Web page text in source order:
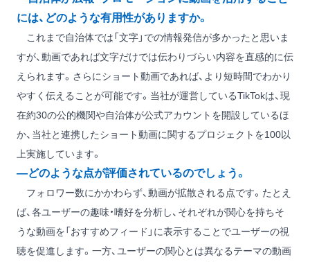
には、どのような有用性がありますか。
これまで自治体では「文字」での情報発信が多かったと思いま
すが、動画であれば文字だけでは伝わりづらい内容を直感的に伝
えられます。さらにショート動画であれば、より短時間でわかり
やすく伝えることが可能です。当社が運営しているTikTokは、現
在約30の公的機関や自治体が公式アカウントを開設しているほ
か、当社と連携したショート動画に関するプロジェクトを100以
上実施しています。
―どのような点が評価されているのでしょう。
フォロワー数にかかわらず、動画が拡散される点です。たとえ
ば、各ユーザーの趣味・嗜好を分析し、それぞれが関心を持ちそ
うな動画を「おすすめフィード」に表示することでユーザーの視
聴を促進します。一方、ユーザーの関心とは異なるテーマの動画